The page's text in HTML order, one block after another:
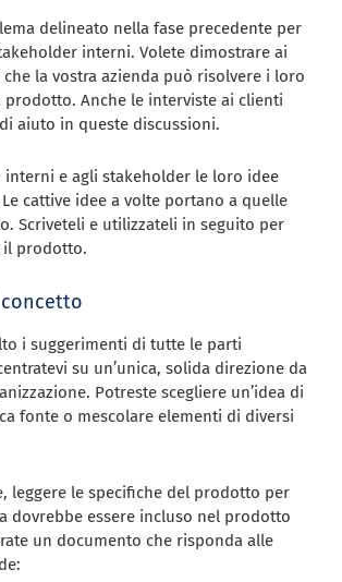
delineato nella fase precedente per
interni. Volete dimostrare ai
la vostra azienda può risolvere i loro
Anche le interviste ai clienti
aiuto in queste discussioni.
interni e agli stakeholder le loro idee
cattive idee a volte portano a quelle
Scriveteli e utilizzateli in seguito per
il prodotto.
i suggerimenti di tutte le parti
su un’unica, solida direzione da
Potreste scegliere un’idea di
fonte o mescolare elementi di diversi
leggere le specifiche del prodotto per
dovrebbe essere incluso nel prodotto
un documento che risponda alle